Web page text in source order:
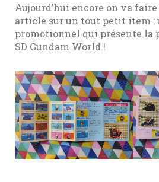
Aujourd’hui encore on va
article sur un tout petit item :
promotionnel qui présente la
SD Gundam World !